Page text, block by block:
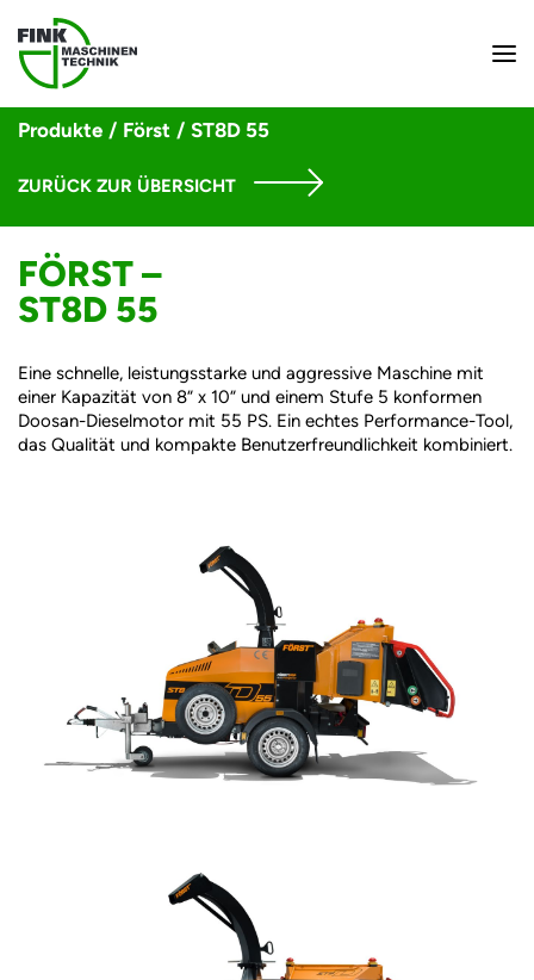
Produkte / Först / ST8D 55
ZURÜCK ZUR ÜBERSICHT
FÖRST –
ST8D 55
Eine schnelle, leistungsstarke und aggressive Maschine mit
einer Kapazität von 8“ x 10“ und einem Stufe 5 konformen
Doosan-Dieselmotor mit 55 PS. Ein echtes Performance-Tool,
das Qualität und kompakte Benutzerfreundlichkeit kombiniert.